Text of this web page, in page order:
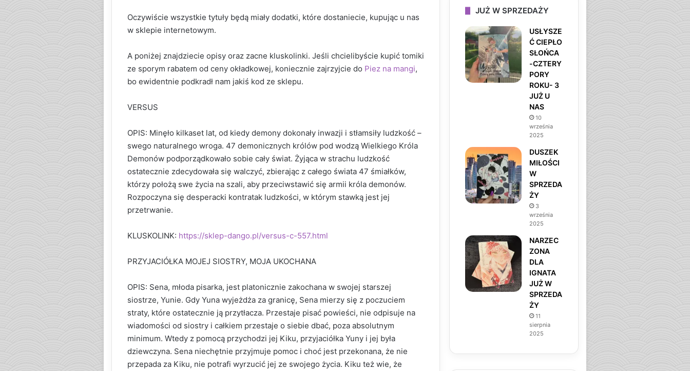
Oczywiście wszystkie tytuły będą miały dodatki, które dostaniecie, kupując u nas
w sklepie internetowym.
A poniżej znajdziecie opisy oraz zacne kluskolinki. Jeśli chcielibyście kupić tomiki
ze sporym rabatem od ceny okładkowej, koniecznie zajrzyjcie do Piez na mangi,
bo ewidentnie podkradł nam jakiś kod ze sklepu.
VERSUS
OPIS: Minęło kilkaset lat, od kiedy demony dokonały inwazji i stłamsiły ludzkość –
swego naturalnego wroga. 47 demonicznych królów pod wodzą Wielkiego Króla
Demonów podporządkowało sobie cały świat. Żyjąca w strachu ludzkość
ostatecznie zdecydowała się walczyć, zbierając z całego świata 47 śmiałków,
którzy położą swe życia na szali, aby przeciwstawić się armii króla demonów.
Rozpoczyna się desperacki kontratak ludzkości, w którym stawką jest jej
przetrwanie.
KLUSKOLINK: https://sklep-dango.pl/versus-c-557.html
PRZYJACIÓŁKA MOJEJ SIOSTRY, MOJA UKOCHANA
OPIS: Sena, młoda pisarka, jest platonicznie zakochana w swojej starszej
siostrze, Yunie. Gdy Yuna wyjeżdża za granicę, Sena mierzy się z poczuciem
straty, które ostatecznie ją przytłacza. Przestaje pisać powieści, nie odpisuje na
wiadomości od siostry i całkiem przestaje o siebie dbać, poza absolutnym
minimum. Wtedy z pomocą przychodzi jej Kiku, przyjaciółka Yuny i jej była
dziewczyna. Sena niechętnie przyjmuje pomoc i choć jest przekonana, że nie
przepada za Kiku, nie potrafi wyrzucić jej ze swojego życia. Kiku też wie, że
e
b
o
o
t
a
g
r
a
m
o
k
JUŻ W SPRZEDAŻY
USŁYSZE
Ć CIEPŁO
SŁOŃCA
-CZTERY
PORY
ROKU- 3
JUŻ U
NAS
10
września
2025
DUSZEK
MIŁOŚCI
W
SPRZEDA
ŻY
3
września
2025
NARZEC
ZONA
DLA
IGNATA
JUŻ W
SPRZEDA
ŻY
11
sierpnia
2025